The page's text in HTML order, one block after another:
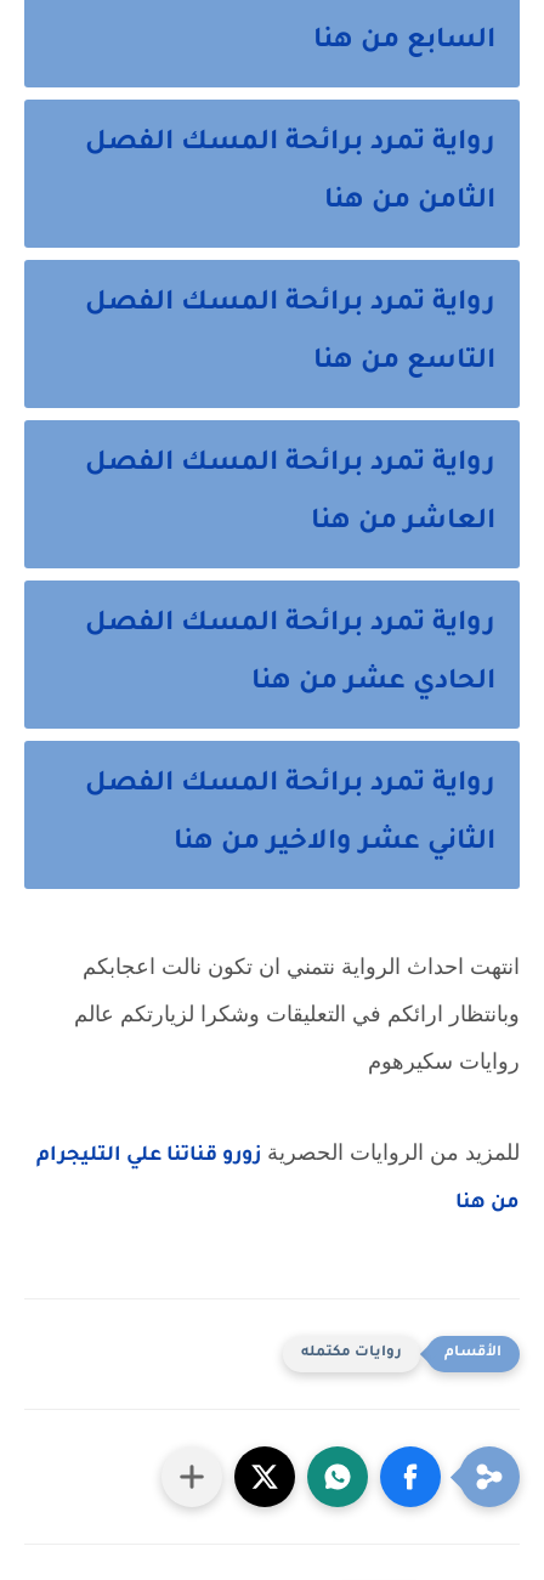
السابع من هنا
رواية تمرد برائحة المسك الفصل
الثامن من هنا
رواية تمرد برائحة المسك الفصل
التاسع من هنا
رواية تمرد برائحة المسك الفصل
العاشر من هنا
رواية تمرد برائحة المسك الفصل
الحادي عشر من هنا
رواية تمرد برائحة المسك الفصل
الثاني عشر والاخير من هنا
انتهت احداث الرواية نتمني ان تكون نالت اعجابكم
وبانتظار ارائكم في التعليقات وشكرا لزيارتكم عالم
روايات سكيرهوم
للمزيد من الروايات الحصرية
من هنا
روايات مكتمله